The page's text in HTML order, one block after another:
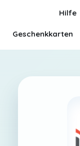
Hilfe
Geschenkkarten